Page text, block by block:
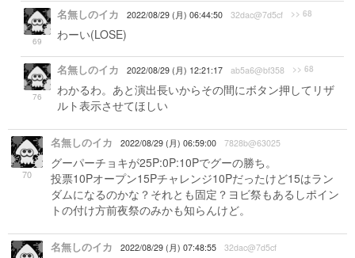
69
名無しのイカ 2022/08/29 (月) 06:44:50 32dac@7d5cf >> 68
わーい(LOSE)
76
名無しのイカ 2022/08/29 (月) 12:21:17 ab5a6@bf358 >> 68
わかるわ。あと演出長いからその間にボタン押してリザ
ルト表示させてほしい
70
名無しのイカ 2022/08/29 (月) 06:59:00 7828b@63025
グーパーチョキが25P:0P:10Pでグーの勝ち。
投票10Pオープン15Pチャレンジ10Pだったけど15はラン
ダムになるのかな？それとも固定？ヨビ祭もあるしポイン
トの付け方前夜祭のみかも知らんけど。
名無しのイカ 2022/08/29 (月) 07:48:55 32dac@7d5cf